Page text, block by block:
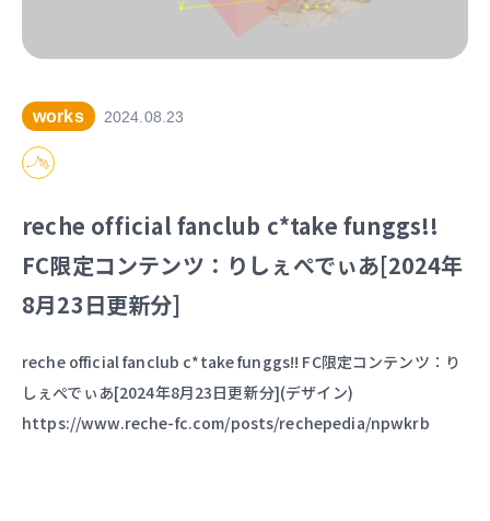
works 2024.08.23
reche official fanclub c*take funggs!!
FC限定コンテンツ：りしぇぺでぃあ[2024年
8月23日更新分]
reche official fanclub c*take funggs!! FC限定コンテンツ：り
しぇぺでぃあ[2024年8月23日更新分](デザイン)
https://www.reche-fc.com/posts/rechepedia/npwkrb